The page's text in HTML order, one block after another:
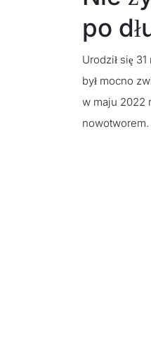
po
Urodził się
był mocno
w maju 2022
nowotworem.